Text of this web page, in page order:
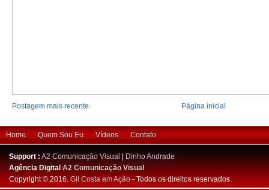
Postagem mais recente Página inicial
Home Quem Sou Eu Vídeos Contato
Support : A2 Comunicação Visual | Dinho Andrade
Agência DigitalA2 Comunicação Visual
Copyright © 2016. Gil Costa em Ação - Todos os direitos reservados.